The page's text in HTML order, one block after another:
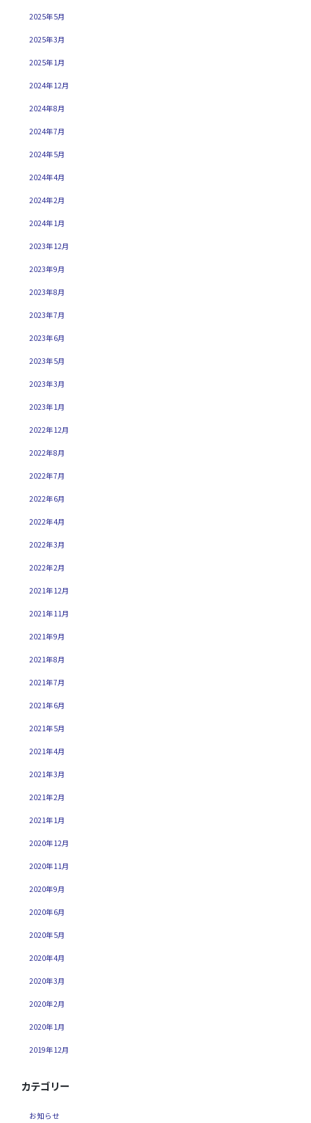
2025年5月
2025年3月
2025年1月
2024年12月
2024年8月
2024年7月
2024年5月
2024年4月
2024年2月
2024年1月
2023年12月
2023年9月
2023年8月
2023年7月
2023年6月
2023年5月
2023年3月
2023年1月
2022年12月
2022年8月
2022年7月
2022年6月
2022年4月
2022年3月
2022年2月
2021年12月
2021年11月
2021年9月
2021年8月
2021年7月
2021年6月
2021年5月
2021年4月
2021年3月
2021年2月
2021年1月
2020年12月
2020年11月
2020年9月
2020年6月
2020年5月
2020年4月
2020年3月
2020年2月
2020年1月
2019年12月
カテゴリー
お知らせ